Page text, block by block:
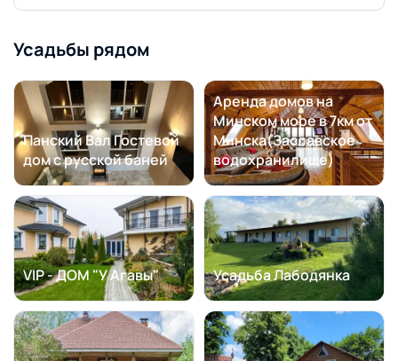
Усадьбы рядом
Панский Вал Гостевой
дом с русской баней
Аренда домов на
Минском море в 7км от
Минска(Заславское
водохранилище)
VIP - ДОМ "У Агавы" Усадьба Лабодянка